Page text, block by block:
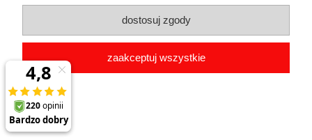
O firmie
pokaż pełną wersję strony
dostosuj zgody
zaakceptuj wszystkie